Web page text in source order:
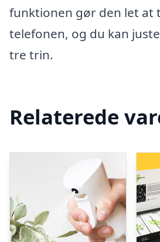
funktionen gør den let at
telefonen, og du kan
tre trin.
Relaterede